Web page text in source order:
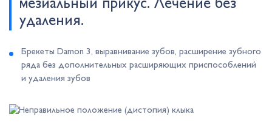
мезиальный прикус. Лечение без
удаления.
Брекеты Damon 3, выравнивание зубов, расширение зубного
ряда без дополнительных расширяющих приспособлений
и удаления зубов